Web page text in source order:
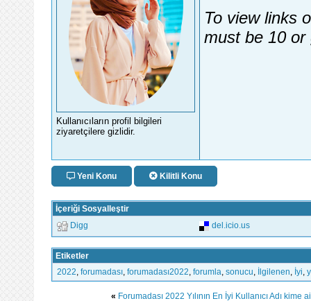
Kullanıcıların profil bilgileri
ziyaretçilere gizlidir.
To view links
must be 10 or
Yeni Konu Kilitli Konu
İçeriği Sosyalleştir
Digg del.icio.us
Etiketler
2022 forumadası forumadası2022 forumla sonucu İlgilenen İyi
« Forumadası 2022 Yılının En İyi Kullanıcı Adı kime